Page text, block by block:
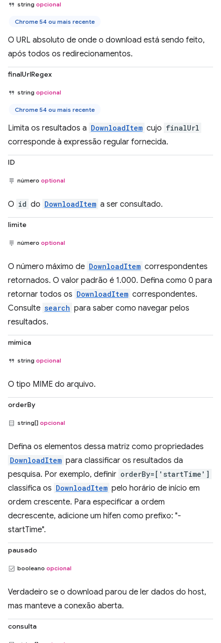
string opcional
Chrome 54 ou mais recente
O URL absoluto de onde o download está sendo feito,
após todos os redirecionamentos.
finalUrlRegex
string opcional
Chrome 54 ou mais recente
Limita os resultados a DownloadItem cujo finalUrl
corresponde à expressão regular fornecida.
ID
número optional
O id do DownloadItem a ser consultado.
limite
número optional
O número máximo de DownloadItem correspondentes
retornados. O valor padrão é 1.000. Defina como 0 para
retornar todos os DownloadItem correspondentes.
Consulte search para saber como navegar pelos
resultados.
mímica
string opcional
O tipo MIME do arquivo.
orderBy
string[] opcional
Defina os elementos dessa matriz como propriedades
DownloadItem para classificar os resultados da
pesquisa. Por exemplo, definir orderBy=['startTime']
classifica os DownloadItem pelo horário de início em
ordem crescente. Para especificar a ordem
decrescente, adicione um hífen como prefixo: "-
startTime".
pausado
booleano opcional
Verdadeiro se o download parou de ler dados do host,
mas manteve a conexão aberta.
consulta